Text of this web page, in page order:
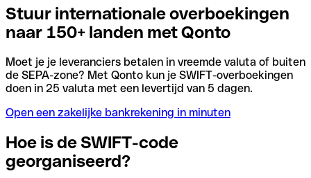
Stuur internationale overboekingen
naar 150+ landen met Qonto
Moet je je leveranciers betalen in vreemde valuta of buiten
de SEPA-zone? Met Qonto kun je SWIFT-overboekingen
doen in 25 valuta met een levertijd van 5 dagen.
Open een zakelijke bankrekening in minuten
Hoe is de SWIFT-code
georganiseerd?